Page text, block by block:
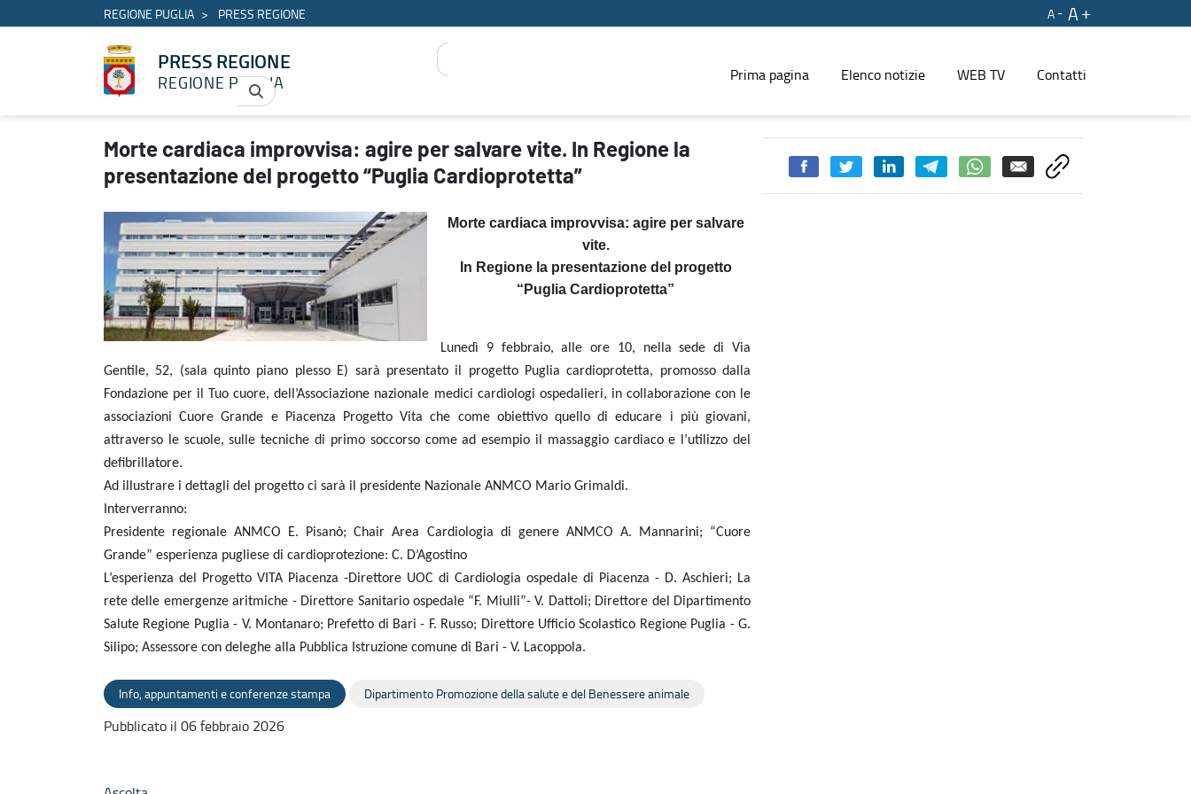
REGIONE PUGLIA PRESS REGIONE A
A
PRESS REGIONE
REGIONE PUGLIA Prima pagina Elenco notizie WEB TV Contatti
Morte cardiaca improvvisa: agire per salvare vite. In Regione la presentazione del progetto “Puglia Cardioprotetta” - PRESS REGIONE
Morte cardiaca improvvisa: agire per salvare vite. In Regione la
presentazione del progetto “Puglia Cardioprotetta”
Morte cardiaca improvvisa: agire per salvare
vite.
In Regione la presentazione del progetto
“Puglia Cardioprotetta”
Lunedì 9 febbraio, alle ore 10, nella sede di Via
Gentile, 52, (sala quinto piano plesso E) sarà presentato il progetto Puglia cardioprotetta, promosso dalla
Fondazione per il Tuo cuore, dell’Associazione nazionale medici cardiologi ospedalieri, in collaborazione con le
associazioni Cuore Grande e Piacenza Progetto Vita che come obiettivo quello di educare i più giovani,
attraverso le scuole, sulle tecniche di primo soccorso come ad esempio il massaggio cardiaco e l’utilizzo del
defibrillatore.
Ad illustrare i dettagli del progetto ci sarà il presidente Nazionale ANMCO Mario Grimaldi.
Interverranno:
Presidente regionale ANMCO E. Pisanò; Chair Area Cardiologia di genere ANMCO A. Mannarini; “Cuore
Grande” esperienza pugliese di cardioprotezione: C. D’Agostino
L’esperienza del Progetto VITA Piacenza -Direttore UOC di Cardiologia ospedale di Piacenza - D. Aschieri; La
rete delle emergenze aritmiche - Direttore Sanitario ospedale “F. Miulli”- V. Dattoli; Direttore del Dipartimento
Salute Regione Puglia - V. Montanaro; Prefetto di Bari - F. Russo; Direttore Ufficio Scolastico Regione Puglia - G.
Silipo; Assessore con deleghe alla Pubblica Istruzione comune di Bari - V. Lacoppola.
Info, appuntamenti e conferenze stampa Dipartimento Promozione della salute e del Benessere animale
Pubblicato il 06 febbraio 2026